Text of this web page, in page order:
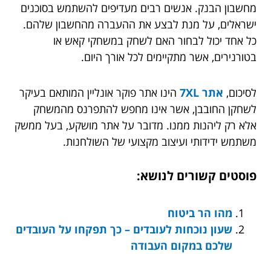
מחשבון הבנק. אנשים רבים מעדיפים להשתמש בסוכנים
ישראלים, על מנת לבצע את ההעברה מהחשבון שלהם.
כל אחד יכול לבחור האם לשחק במשחקי קאש או
בטורנירים, אשר מתקיימים לכל אורך היום.
לסיכום, אתר 7XL
הינו אתר פוקר אונליין המותאם בעיקר
לשחקן החובבן, אשר אינו מחפש להתפרנס מהמשחק
אלא רק ליהנות ממנו. מדובר על אתר מושקע, בעל ממשק
משתמש ידידותי ועיצוב מקצועי של השולחנות.
פוסטים קשורים לנושא:
מהו הר ביטוח
שעון נוכחות לעובדים – כך תפקחו על העובדים
שלכם במקום העבודה